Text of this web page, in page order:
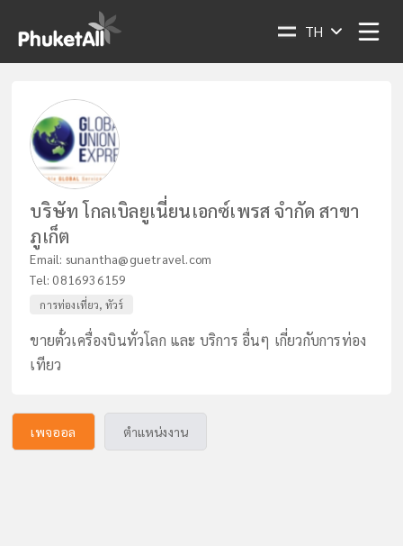
TH
บริษัท โกลเบิลยูเนี่ยนเอกซ์เพรส จำกัด สาขา
ภูเก็ต
Email: sunantha@guetravel.com
Tel:0816936159
การท่องเที่ยว, ทัวร์
ขายตั๋วเครื่องบินทั่วโลก และ บริการ อื่นๆ เกี่ยวกับการท่อง
เทียว
เพจออล ตำแหน่งงาน